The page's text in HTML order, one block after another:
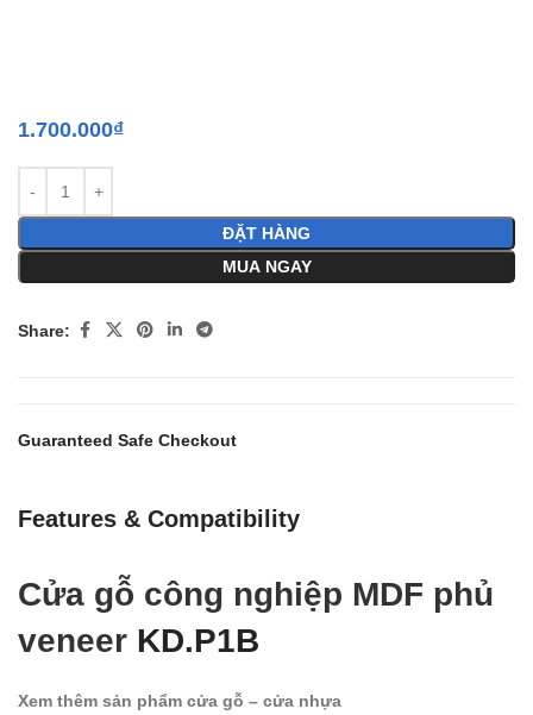
1.700.000₫
ĐẶT HÀNG
MUA NGAY
Share:
Guaranteed Safe Checkout
Features & Compatibility
Cửa gỗ công nghiệp MDF phủ
veneer KD.P1B
Xem thêm sản phẩm cửa gỗ – cửa nhựa